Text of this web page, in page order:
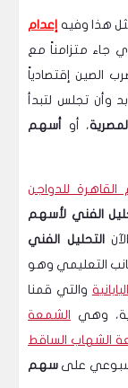
هذا وفيه إعدام
جاء متزامناً مع
الصين إقتصادياً
وأن تجلس لتبدأ
، أو أسهم
للدواجن
الفني لأسهم
التحليل الفني
التعليمي وهو
والتي قمنا
وهي الشمعة
الشهاب الساقط
على سهم